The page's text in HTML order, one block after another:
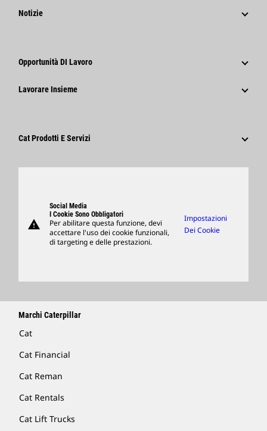
Strategia
Codice Di Condotta
Innovazione
Notizie
Comunicati Stampa Aziendali
Opportunità DI Lavoro
Perché Caterpillar?
Lavorare Insieme
Fornitori
Cat Prodotti E Servizi
Support
Merchandising
Trova Un Dealer
warning
Social Media
I Cookie Sono Obbligatori
Per abilitare questa funzione, devi
accettare l'uso dei cookie funzionali,
di targeting e delle prestazioni.
Impostazioni
Dei Cookie
Marchi Caterpillar
Cat
Cat Financial
Cat Reman
Cat Rentals
Cat Lift Trucks